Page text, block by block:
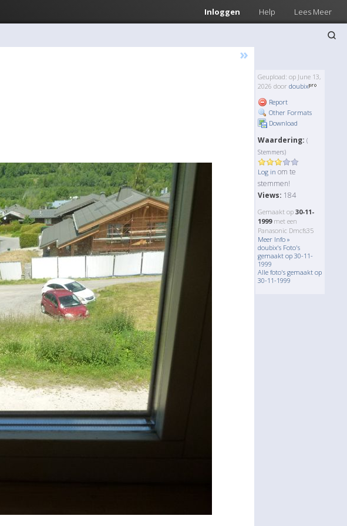
Inloggen Help Lees Meer
»
Geupload: op June 13,
2026 door doubix
Report
Other Formats
Download
Waardering: (
Stemmers)
Log in om te
stemmen!
Views: 184
Gemaakt op 30-11-
1999met een
Panasonic Dmcfs35
Meer Info »
doubix's Foto's
gemaakt op 30-11-
1999
Alle foto's gemaakt op
30-11-1999